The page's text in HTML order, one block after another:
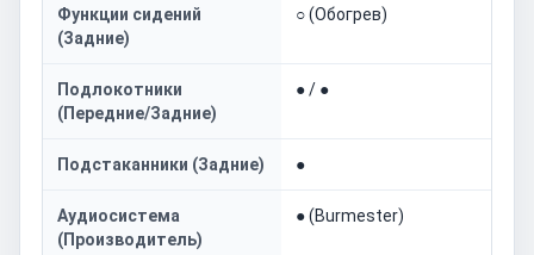
Функции сидений
(Задние)
○ (Обогрев)
Подлокотники
(Передние/Задние)
● / ●
Подстаканники (Задние) ●
Аудиосистема
(Производитель)
● (Burmester)